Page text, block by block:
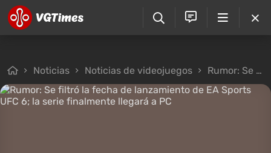
Noticias Noticias de videojuegos Rumor: Se filtró la fecha de lanzamiento de EA Sports UFC 6; la serie finalmente llegará a PC